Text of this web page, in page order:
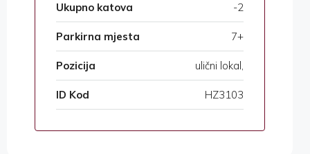
Ukupno katova -2
Parkirna mjesta 7+
Pozicija ulični lokal,
ID Kod HZ3103